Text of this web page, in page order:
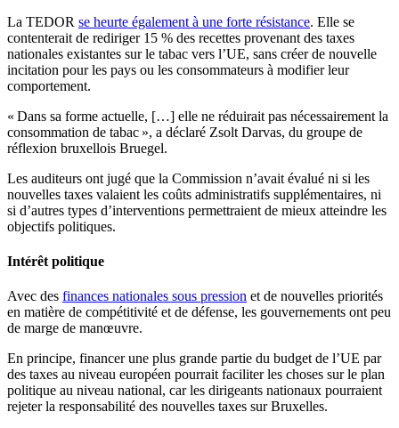
La TEDOR se heurte également à une forte résistance. Elle se
contenterait de rediriger 15 % des recettes provenant des taxes
nationales existantes sur le tabac vers l’UE, sans créer de nouvelle
incitation pour les pays ou les consommateurs à modifier leur
comportement.
« Dans sa forme actuelle, […] elle ne réduirait pas nécessairement la
consommation de tabac », a déclaré Zsolt Darvas, du groupe de
réflexion bruxellois Bruegel.
Les auditeurs ont jugé que la Commission n’avait évalué ni si les
nouvelles taxes valaient les coûts administratifs supplémentaires, ni
si d’autres types d’interventions permettraient de mieux atteindre les
objectifs politiques.
Intérêt politique
Avec des finances nationales sous pression et de nouvelles priorités
en matière de compétitivité et de défense, les gouvernements ont peu
de marge de manœuvre.
En principe, financer une plus grande partie du budget de l’UE par
des taxes au niveau européen pourrait faciliter les choses sur le plan
politique au niveau national, car les dirigeants nationaux pourraient
rejeter la responsabilité des nouvelles taxes sur Bruxelles.